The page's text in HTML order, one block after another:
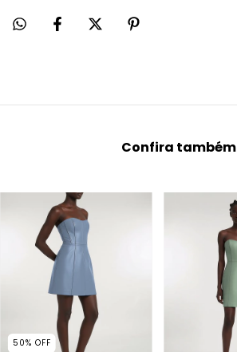
Confira também
50% OFF